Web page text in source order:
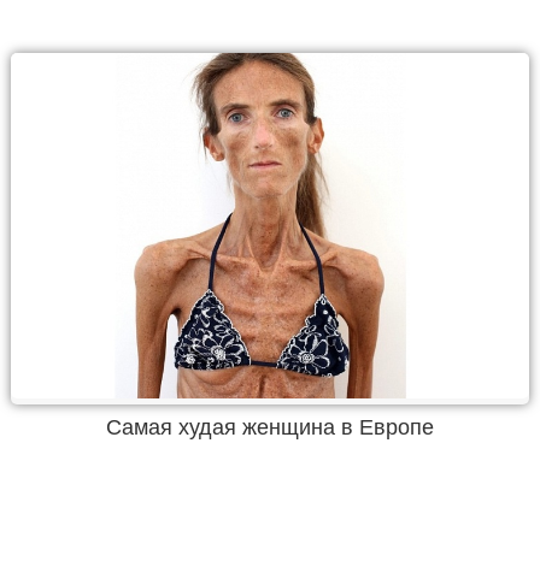
Самая худая женщина в Европе